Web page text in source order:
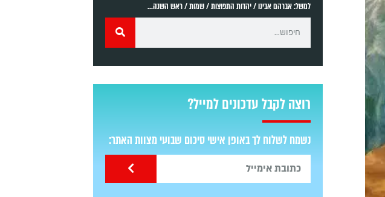
למשל: אברהם אבינו / יהדות התפוצות / שמות / ראש השנה...
רוצה לקבל עדכונים למייל?
נשמח לשלוח לך באופן אישי סיכום שבועי מצוות האתר: